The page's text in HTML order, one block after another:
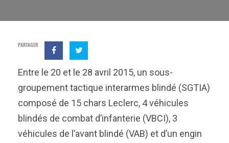
PARTAGER
Entre le 20 et le 28 avril 2015, un sous-
groupement tactique interarmes blindé (SGTIA)
composé de 15 chars Leclerc, 4 véhicules
blindés de combat d’infanterie (VBCI), 3
véhicules de l’avant blindé (VAB) et d’un engin